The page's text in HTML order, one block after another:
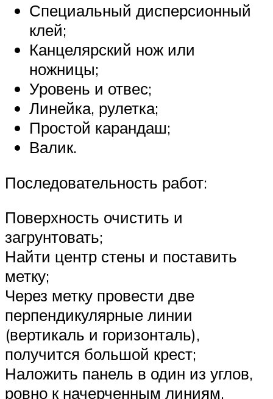
Специальный дисперсионный
клей;
Канцелярский нож или
ножницы;
Уровень и отвес;
Линейка, рулетка;
Простой карандаш;
Валик.
Последовательность работ:
Поверхность очистить и
загрунтовать;
Найти центр стены и поставить
метку;
Через метку провести две
перпендикулярные линии
(вертикаль и горизонталь),
получится большой крест;
Наложить панель в один из углов,
ровно к начерченным линиям,